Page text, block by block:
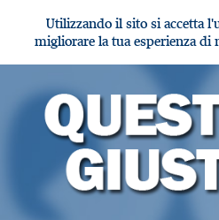
Utilizzando il sito si accetta
migliorare la tua esperienza di